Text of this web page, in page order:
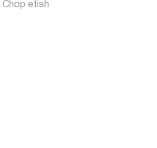
Chop etish